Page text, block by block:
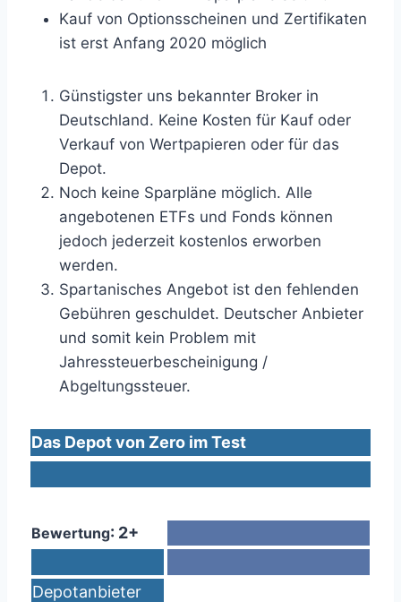
Kauf von Optionsscheinen und Zertifikaten
ist erst Anfang 2020 möglich
Günstigster uns bekannter Broker in
Deutschland. Keine Kosten für Kauf oder
Verkauf von Wertpapieren oder für das
Depot.
Noch keine Sparpläne möglich. Alle
angebotenen ETFs und Fonds können
jedoch jederzeit kostenlos erworben
werden.
Spartanisches Angebot ist den fehlenden
Gebühren geschuldet. Deutscher Anbieter
und somit kein Problem mit
Jahressteuerbescheinigung /
Abgeltungssteuer.
Das Depot von Zero im Test
Bewertung: 2+
Depotanbieter